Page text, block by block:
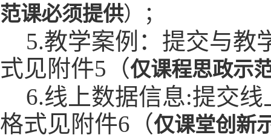
范课必须提供）；
5.教学案例：提交与教
式见附件5（仅课程思政示
6.线上数据信息:提交
格式见附件6（仅课堂创新